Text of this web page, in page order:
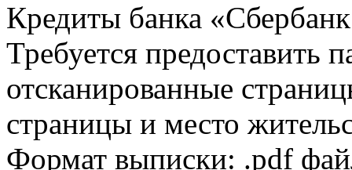
Кредиты банка
Требуется предоставить
отсканированные
страницы и место
Формат выписки: .pdf